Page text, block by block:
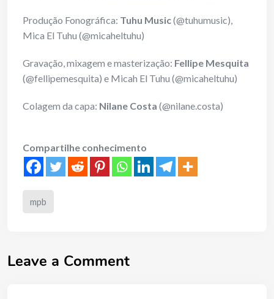
Produção Fonográfica: Tuhu Music(@tuhumusic),
Mica El Tuhu (@micaheltuhu)
Gravação, mixagem e masterização: Fellipe Mesquita
(@fellipemesquita) e Micah El Tuhu (@micaheltuhu)
Colagem da capa: Nilane Costa (@nilane.costa)
Compartilhe conhecimento
mpb
Leave a Comment